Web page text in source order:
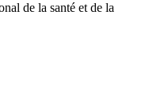
de la santé et de la